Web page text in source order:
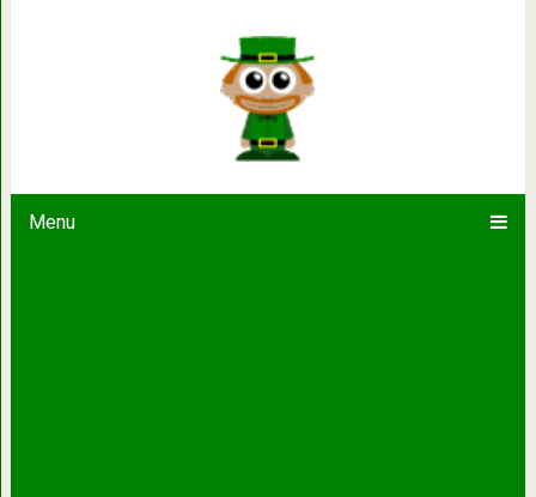
Menu
Раствори камни в почках за 15
Старинный